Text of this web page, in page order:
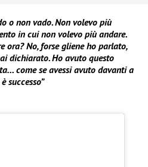
o non vado. Non volevo più
in cui non volevo più andare.
ora? No, forse gliene ho parlato,
dichiarato. Ho avuto questo
come se avessi avuto davanti a
successo”